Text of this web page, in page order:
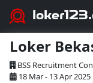
Loker
BSS Recruitment
18 Mar - 13 Apr 2025